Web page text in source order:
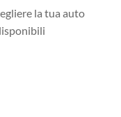
la tua auto